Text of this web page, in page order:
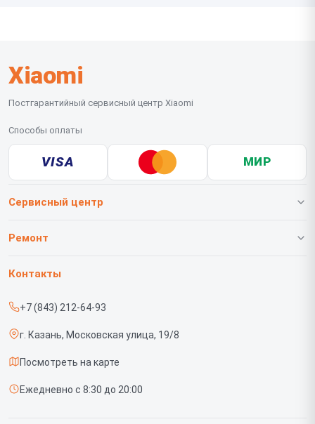
Xiaomi
Постгарантийный сервисный центр Xiaomi
Способы оплаты
VISA МИР
Сервисный центр
О нашем сервисе
Срочный ремонт
Доставка и способы оплаты
Диагностика
Контакты
Ремонт
Телефонов
Контакты
+7 (843) 212-64-93
г. Казань, Московская улица, 19/8
Посмотреть на карте
Ежедневно с 8:30 до 20:00